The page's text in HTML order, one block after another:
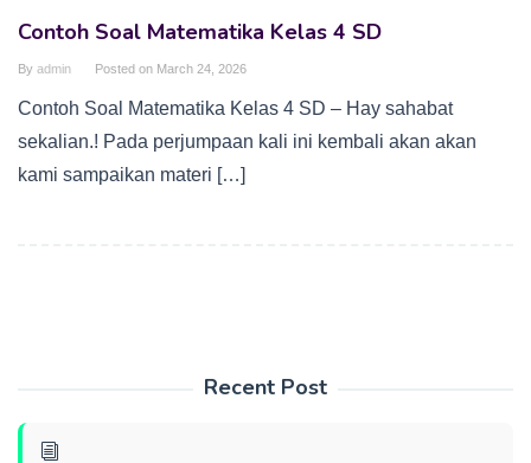
Contoh Soal Matematika Kelas 4 SD
By admin Posted on March 24, 2026
Contoh Soal Matematika Kelas 4 SD – Hay sahabat
sekalian.! Pada perjumpaan kali ini kembali akan akan
kami sampaikan materi […]
Recent Post